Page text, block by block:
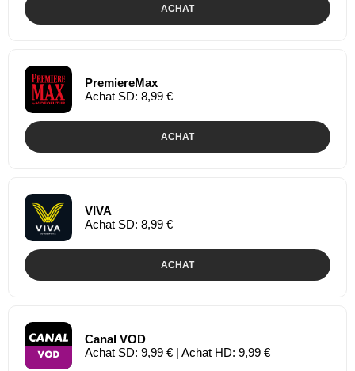
ACHAT
PremiereMax
Achat SD: 8,99 €
ACHAT
VIVA
Achat SD: 8,99 €
ACHAT
Canal VOD
Achat SD: 9,99 € | Achat HD: 9,99 €